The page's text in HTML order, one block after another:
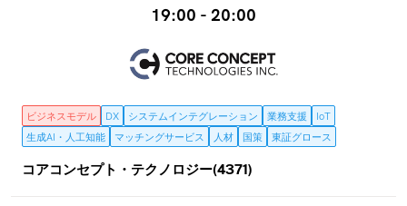
19:00 - 20:00
ビジネスモデル DX システムインテグレーション 業務支援
IoT
生成AI・人工知能
マッチングサービス 人材 国策 東証グロース
コアコンセプト・テクノロジー(4371)